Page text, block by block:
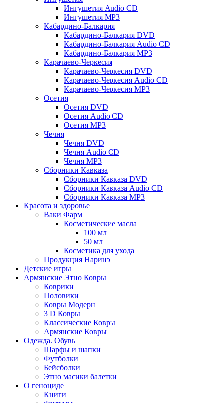
Ингушетия Audio CD
Ингушетия MP3
Кабардино-Балкария
Кабардино-Балкария DVD
Кабардино-Балкария Audio CD
Кабардино-Балкария MP3
Карачаево-Черкесия
Карачаево-Черкесия DVD
Карачаево-Черкесия Audio CD
Карачаево-Черкесия MP3
Осетия
Осетия DVD
Осетия Audio CD
Осетия MP3
Чечня
Чечня DVD
Чечня Audio CD
Чечня MP3
Сборники Кавказа
Сборники Кавказа DVD
Сборники Кавказа Audio CD
Сборники Кавказа MP3
Красота и здоровье
Ваки Фарм
Косметические масла
100 мл
50 мл
Косметика для ухода
Продукция Наринэ
Детские игры
Армянские Этно Ковры
Коврики
Половики
Ковры Модерн
3 D Ковры
Классические Ковры
Армянские Ковры
Одежда. Обувь
Шарфы и шапки
Футболки
Бейсболки
Этно масики балетки
О геноциде
Книги